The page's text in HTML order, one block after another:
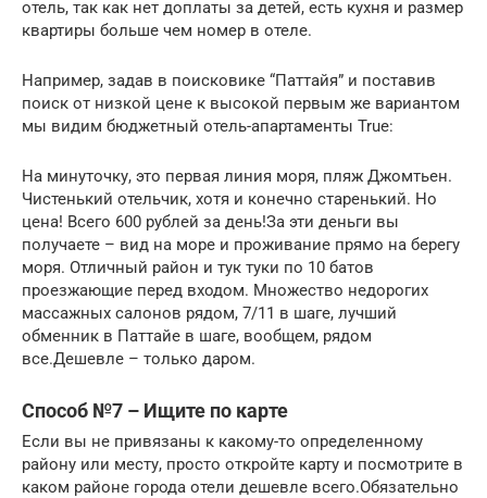
отель, так как нет доплаты за детей, есть кухня и размер
квартиры больше чем номер в отеле.
Например, задав в поисковике “Паттайя” и поставив
поиск от низкой цене к высокой первым же вариантом
мы видим бюджетный отель-апартаменты True:
На минуточку, это первая линия моря, пляж Джомтьен.
Чистенький отельчик, хотя и конечно старенький. Но
цена! Всего 600 рублей за день!За эти деньги вы
получаете – вид на море и проживание прямо на берегу
моря. Отличный район и тук туки по 10 батов
проезжающие перед входом. Множество недорогих
массажных салонов рядом, 7/11 в шаге, лучший
обменник в Паттайе в шаге, вообщем, рядом
все.Дешевле – только даром.
Способ №7 – Ищите по карте
Если вы не привязаны к какому-то определенному
району или месту, просто откройте карту и посмотрите в
каком районе города отели дешевле всего.Обязательно